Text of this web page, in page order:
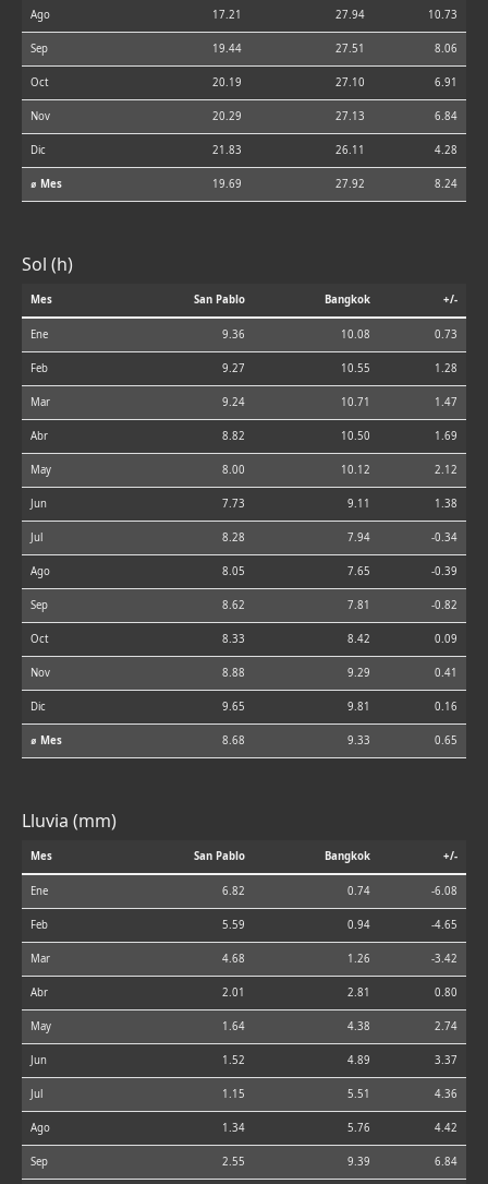
Ago 17.21 27.94 10.73
Sep 19.44 27.51 8.06
Oct 20.19 27.10 6.91
Nov 20.29 27.13 6.84
Dic 21.83 26.11 4.28
⌀ Mes 19.69 27.92 8.24
Sol (h)
Mes San Pablo Bangkok +/-
Ene 9.36 10.08 0.73
Feb 9.27 10.55 1.28
Mar 9.24 10.71 1.47
Abr 8.82 10.50 1.69
May 8.00 10.12 2.12
Jun 7.73 9.11 1.38
Jul 8.28 7.94 -0.34
Ago 8.05 7.65 -0.39
Sep 8.62 7.81 -0.82
Oct 8.33 8.42 0.09
Nov 8.88 9.29 0.41
Dic 9.65 9.81 0.16
⌀ Mes 8.68 9.33 0.65
Lluvia (mm)
Mes San Pablo Bangkok +/-
Ene 6.82 0.74 -6.08
Feb 5.59 0.94 -4.65
Mar 4.68 1.26 -3.42
Abr 2.01 2.81 0.80
May 1.64 4.38 2.74
Jun 1.52 4.89 3.37
Jul 1.15 5.51 4.36
Ago 1.34 5.76 4.42
Sep 2.55 9.39 6.84